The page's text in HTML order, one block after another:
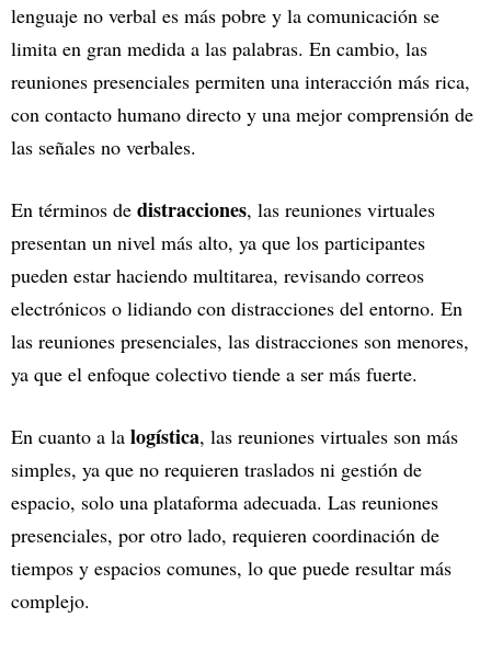
lenguaje no verbal es más pobre y la comunicación se
limita en gran medida a las palabras. En cambio, las
reuniones presenciales permiten una interacción más rica,
con contacto humano directo y una mejor comprensión de
las señales no verbales.
En términos de distracciones, las reuniones virtuales
presentan un nivel más alto, ya que los participantes
pueden estar haciendo multitarea, revisando correos
electrónicos o lidiando con distracciones del entorno. En
las reuniones presenciales, las distracciones son menores,
ya que el enfoque colectivo tiende a ser más fuerte.
En cuanto a la logística, las reuniones virtuales son más
simples, ya que no requieren traslados ni gestión de
espacio, solo una plataforma adecuada. Las reuniones
presenciales, por otro lado, requieren coordinación de
tiempos y espacios comunes, lo que puede resultar más
complejo.